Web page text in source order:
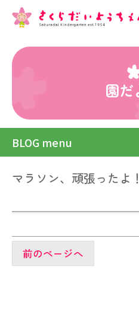
園だ
BLOG menu
マラソン、頑張ったよ！
前のページへ